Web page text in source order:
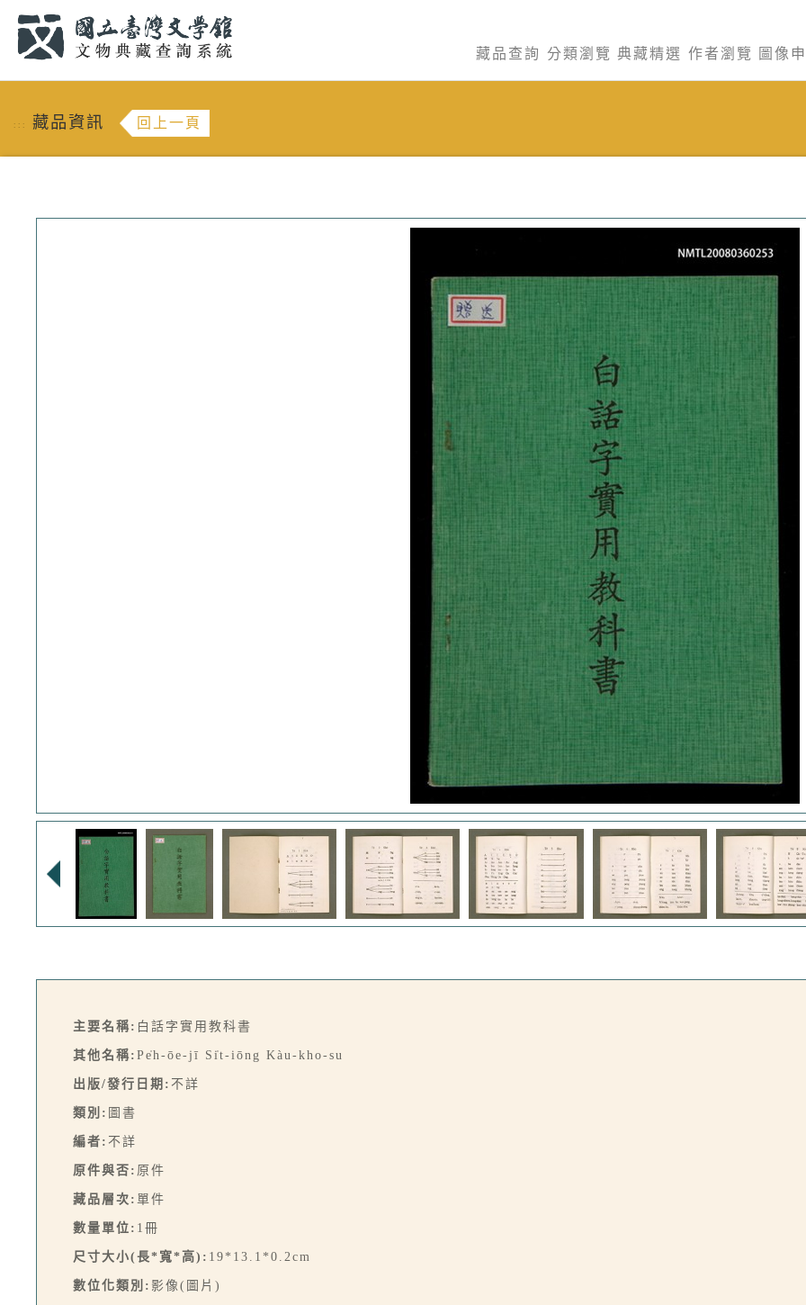
藏品查詢 分類瀏覽 典藏精選 作者瀏覽 圖像
::: 藏品資訊 回上一頁
主要名稱: 白話字實用教科書
其他名稱: Pe̍h-ōe-jī Si̍t-iōng Kàu-kho-su
出版/發行日期: 不詳
類別: 圖書
編者: 不詳
原件與否: 原件
藏品層次: 單件
數量單位: 1冊
尺寸大小(長*寬*高): 19*13.1*0.2cm
數位化類別: 影像(圖片)